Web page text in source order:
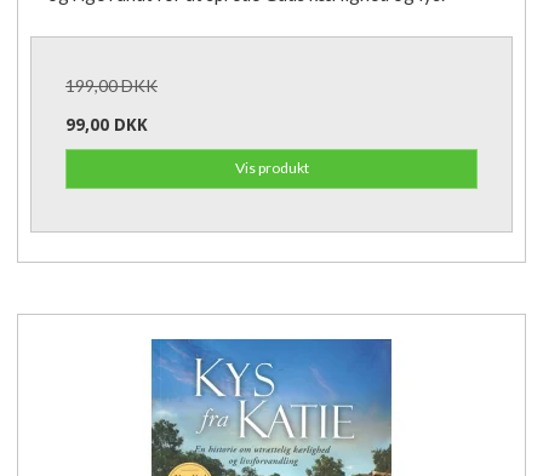
199,00 DKK
99,00 DKK
Vis produkt